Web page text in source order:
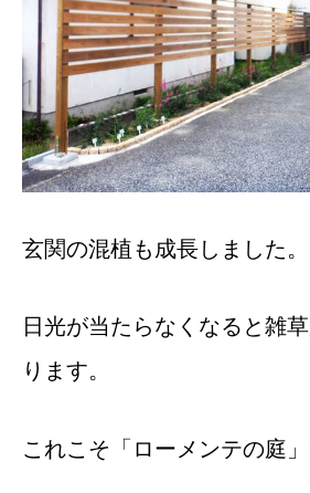
玄関の混植も成長しました。
日光が当たらなくなると雑
ります。
これこそ「ローメンテの庭」